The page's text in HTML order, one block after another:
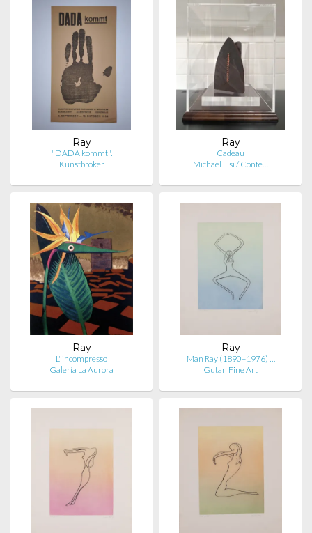
Ray
"DADA kommt".
Kunstbroker
Ray
Cadeau
Michael Lisi / Conte…
Ray
L' incompresso
Galería La Aurora
Ray
Man Ray (1890–1976) …
Gutan Fine Art